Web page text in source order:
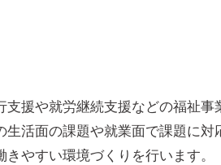
支援や就労継続支援などの福祉
生活面の課題や就業面で課題に
やすい環境づくりを行います。